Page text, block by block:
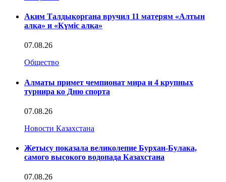
Аким Талдыкоргана вручил 11 матерям «Алтын
алқа» и «Күміс алқа»
07.08.26
Общество
Алматы примет чемпионат мира и 4 крупных
турнира ко Дню спорта
07.08.26
Новости Казахстана
Жетысу показала великолепие Бурхан-Булака,
самого высокого водопада Казахстана
07.08.26